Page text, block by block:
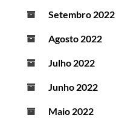
Setembro 2022
Agosto 2022
Julho 2022
Junho 2022
Maio 2022